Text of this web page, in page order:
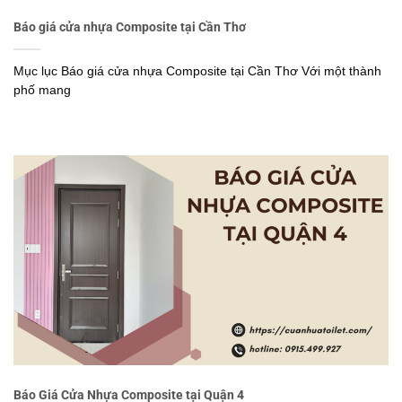
Báo giá cửa nhựa Composite tại Cần Thơ
Mục lục Báo giá cửa nhựa Composite tại Cần Thơ Với một thành
phố mang
Báo Giá Cửa Nhựa Composite tại Quận 4